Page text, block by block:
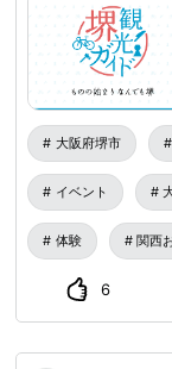
祝日 ■運行時間
便） ■乗降所：
アゴーラ 大阪堺） ②さかい利晶の杜 ③百舌鳥古墳群
ターセンター ■料金：無料 3月20日
力を体感できる
SAKAI EXPO～
ミャクも登場し
ツ・グルメ・ス
か？ 🚩紐とけ
大阪府堺市
イベント
体験 関西
6